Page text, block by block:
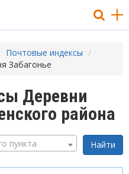
Почтовые индексы
Забагонье
Деревни
района
пункта